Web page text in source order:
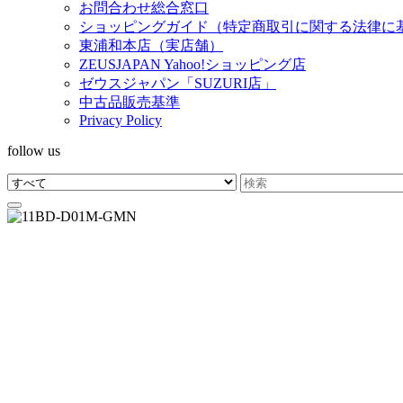
お問合わせ総合窓口
ショッピングガイド（特定商取引に関する法律に
東浦和本店（実店舗）
ZEUSJAPAN Yahoo!ショッピング店
ゼウスジャパン「SUZURI店」
中古品販売基準
Privacy Policy
follow us